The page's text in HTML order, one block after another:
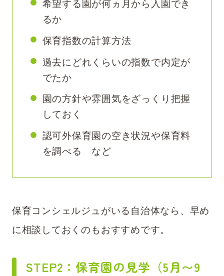
希望する園が何ヵ月から入園でき
るか
保育指数の計算方法
過去にどれくらいの指数で内定が
でたか
園の方針や雰囲気をざっくり把握
しておく
認可外保育園の空き状況や保育料
を調べる など
​​保育コンシェルジュがいる自治体なら、早め
に相談しておくのもおすすめです。
STEP2：保育園の見学（5月〜9